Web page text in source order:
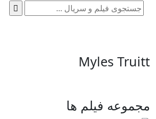
جستجو
برای:
Myles Truitt
مجموعه فیلم ها